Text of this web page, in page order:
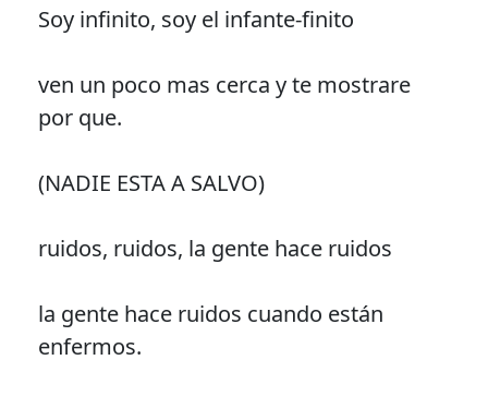
Soy infinito, soy el infante-finito
ven un poco mas cerca y te mostrare
por que.
(NADIE ESTA A SALVO)
ruidos, ruidos, la gente hace ruidos
la gente hace ruidos cuando están
enfermos.